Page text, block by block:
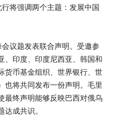
将强调两个主题：发展中国
议题发表联合声明。受邀参
、印度、印度尼西亚、韩国和
货币基金组织、世界银行、世
也将共同发布一份声明。毛里
最终声明能够反映巴西对俄乌
成共识。